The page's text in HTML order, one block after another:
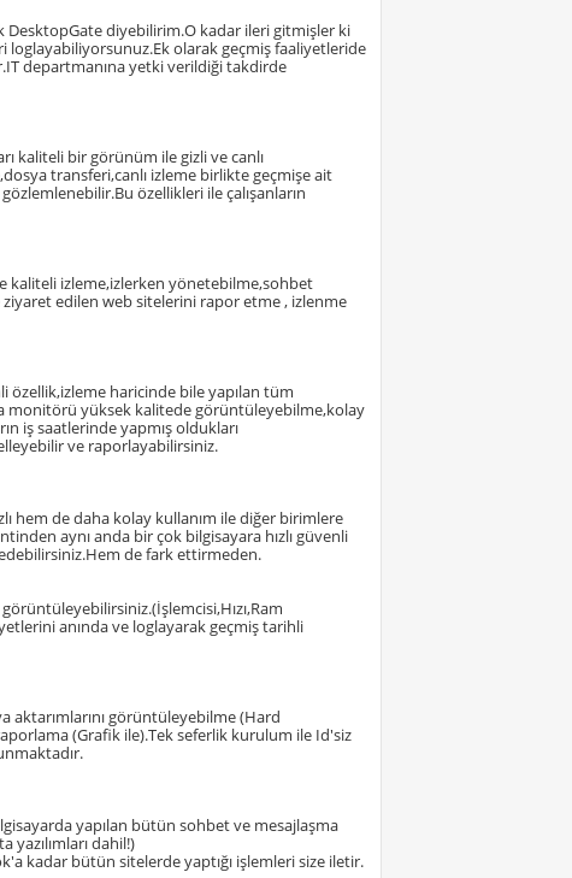
DesktopGate diyebilirim.O kadar ileri gitmişler ki
loglayabiliyorsunuz.Ek olarak geçmiş faaliyetleride
departmanına yetki verildiği takdirde
kaliteli bir görünüm ile gizli ve canlı
transferi,canlı izleme birlikte geçmişe ait
özellikleri ile çalışanların
kaliteli izleme,izlerken yönetebilme,sohbet
ziyaret edilen web sitelerini rapor etme , izlenme
özellik,izleme haricinde bile yapılan tüm
monitörü yüksek kalitede görüntüleyebilme,kolay
iş saatlerinde yapmış oldukları
ve raporlayabilirsiniz.
hem de daha kolay kullanım ile diğer birimlere
aynı anda bir çok bilgisayara hızlı güvenli
de fark ettirmeden.
anında ve loglayarak geçmiş tarihli
aktarımlarını görüntüleyebilme (Hard
(Grafik ile).Tek seferlik kurulum ile Id'siz
yapılan bütün sohbet ve mesajlaşma
dahil!)
kadar bütün sitelerde yaptığı işlemleri size iletir.